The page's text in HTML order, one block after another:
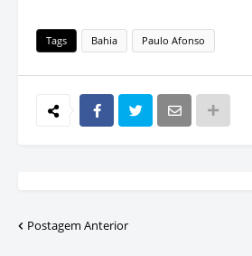
Tags Bahia Paulo Afonso
Postagem Anterior